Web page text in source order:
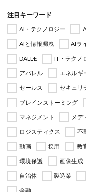
注目キーワード
AI・テクノロジー
AIと情報漏洩
AIラ
DALL·E
IT・テクノ
アパレル
エネルギ
セールス
セキュリ
ブレインストーミング
マネジメント
メデ
ロジスティクス
不
動画
採用 教
環境保護
画像生成
自治体
製造業
金融